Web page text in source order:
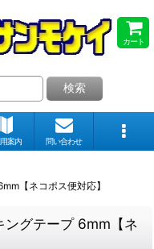
カート
検索
案内 問い合わせ
【ネコポス便対応】
グテープ 6mm【ネ